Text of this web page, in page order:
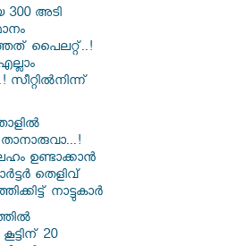
300 അടി
പൈലറ്റ്..!
സീറ്റിൽനിന്ന്
ഉണ്ടാക്കാൻ
തെളിവ്
നാട്ടുകാർ
20